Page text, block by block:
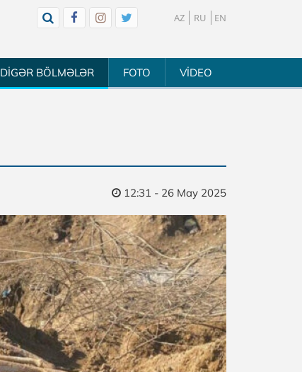
AZ RU EN
DİGƏR BÖLMƏLƏR FOTO VİDEO
12:31 - 26 May 2025